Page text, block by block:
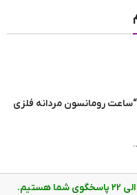
رومانسون مردانه فلزی